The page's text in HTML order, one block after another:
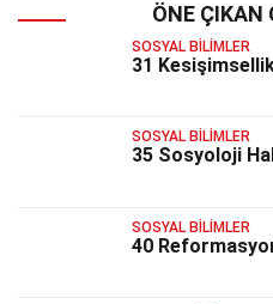
ÖNE ÇIKAN
SOSYAL BILIMLER
31
SOSYAL BILIMLER
35 Sosyoloji
SOSYAL BILIMLER
40